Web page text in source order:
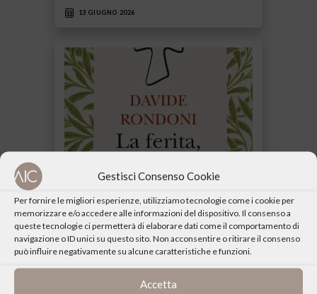
Gestisci Consenso Cookie
Per fornire le migliori esperienze, utilizziamo tecnologie come i cookie per
memorizzare e/o accedere alle informazioni del dispositivo. Il consenso a
queste tecnologie ci permetterà di elaborare dati come il comportamento di
navigazione o ID unici su questo sito. Non acconsentire o ritirare il consenso
può influire negativamente su alcune caratteristiche e funzioni.
Accetta
13 GIUGNO 2026
Davide Rondoni La ferita, la letizia Faccia a
faccia con San Francesco, poeta di Dio e
del mondo Fazi Editore…